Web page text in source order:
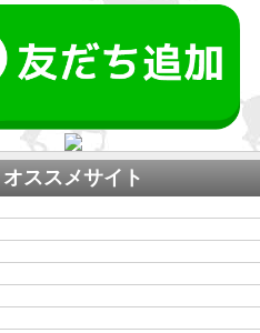
オススメサイト